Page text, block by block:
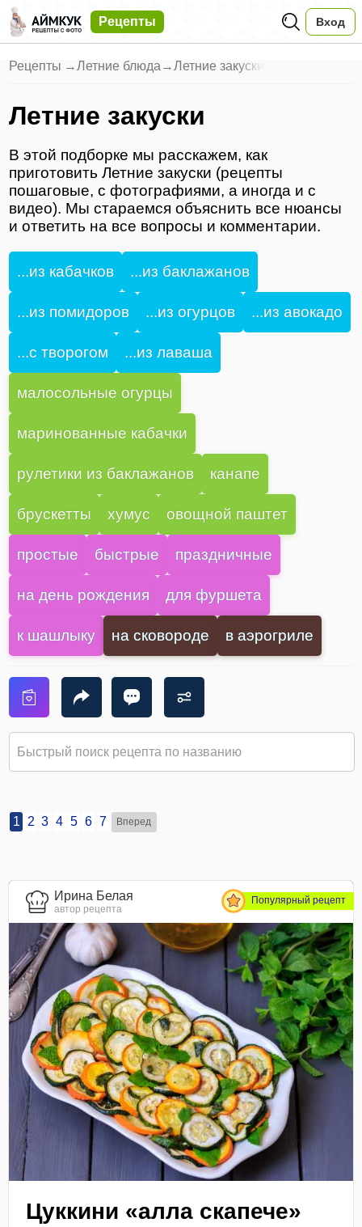
Рецепты Вход
Рецепты →Летние блюда →Летние закуски
Летние закуски
В этой подборке мы расскажем, как
приготовить Летние закуски (рецепты
пошаговые, с фотографиями, а иногда и с
видео). Мы стараемся объяснить все нюансы
и ответить на все вопросы и комментарии.
...из кабачков ...из баклажанов
...из помидоров ...из огурцов ...из авокадо
...с творогом ...из лаваша
малосольные огурцы
маринованные кабачки
рулетики из баклажанов канапе
брускетты хумус овощной паштет
простые быстрые праздничные
на день рождения для фуршета
к шашлыку на сковороде в аэрогриле
1 2 3 4 5 6 7 Вперед
Ирина Белая
автор рецепта
Популярный рецепт
Цуккини «алла скапече»